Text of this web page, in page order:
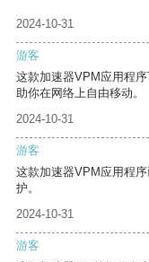
2024-10-31
游客
这款加速器VPM应用程
助你在网络上自由移动。
2024-10-31
游客
这款加速器VPM应用程
护。
2024-10-31
游客